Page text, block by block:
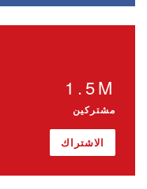
1.5M
مشتركين
الاشتراك